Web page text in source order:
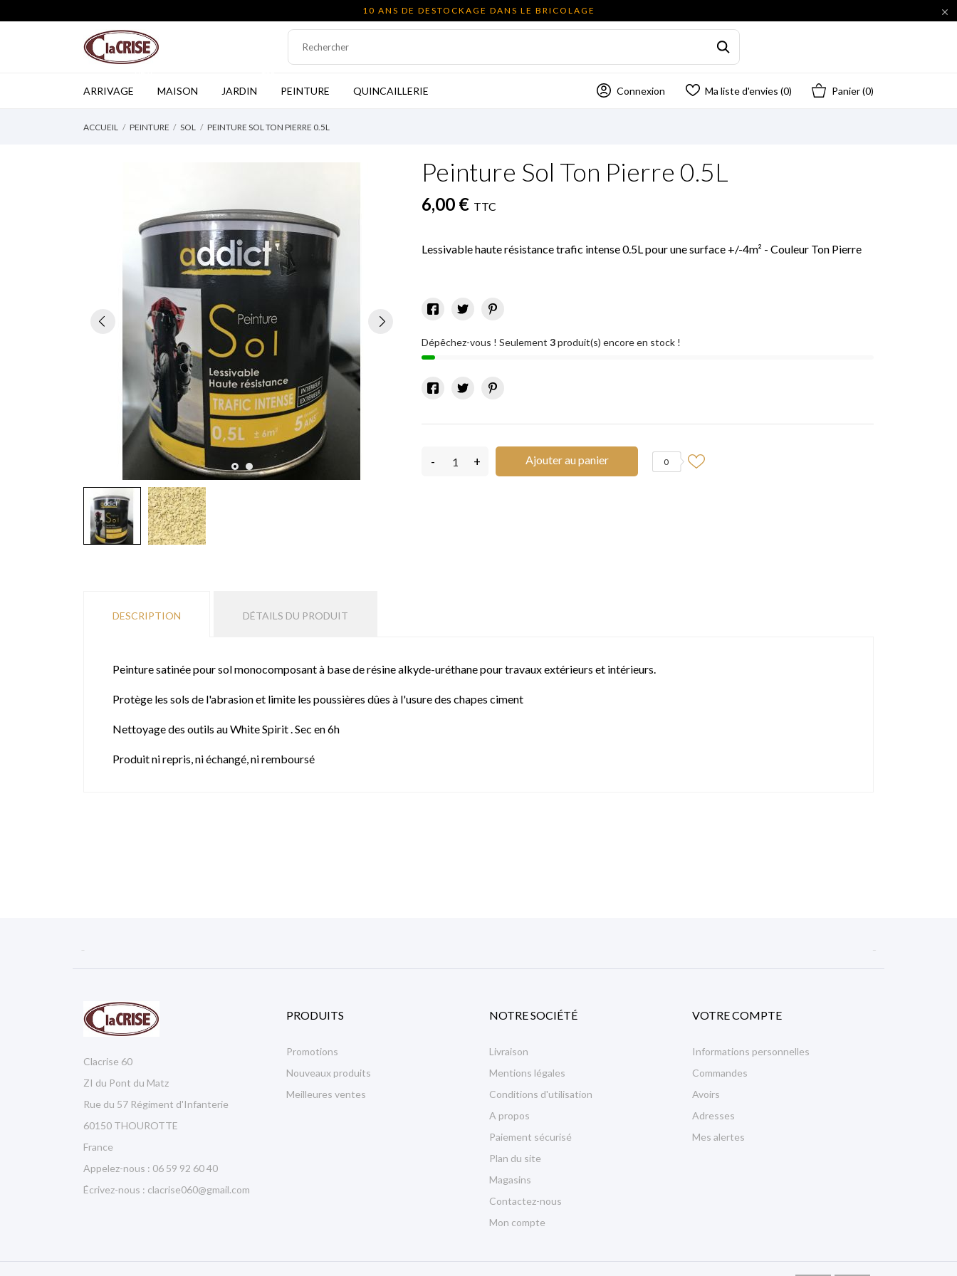
10 ANS DE DESTOCKAGE DANS LE BRICOLAGE 
ARRIVAGE MAISON JARDIN PEINTURE QUINCAILLERIE Connexion Ma liste d'envies (0) Panier(0)
ACCUEIL PEINTURE SOL PEINTURE SOL TON PIERRE 0.5L
Peinture Sol Ton Pierre 0.5L
6,00 € TTC
Lessivable haute résistance trafic intense 0.5L pour une surface +/-4m² - Couleur Ton Pierre
Dépêchez-vous ! Seulement 3produit(s) encore en stock !
- + Ajouter au panier 0
DESCRIPTION DÉTAILS DU PRODUIT
Peinture satinée pour sol monocomposant à base de résine alkyde-uréthane pour travaux extérieurs et intérieurs.
Protège les sols de l'abrasion et limite les poussières dûes à l'usure des chapes ciment
Nettoyage des outils au White Spirit . Sec en 6h
Produit ni repris, ni échangé, ni remboursé
 
Clacrise 60
ZI du Pont du Matz
Rue du 57 Régiment d'Infanterie
60150 THOUROTTE
France
Appelez-nous : 06 59 92 60 40
Écrivez-nous : clacrise060@gmail.com
PRODUITS
Promotions
Nouveaux produits
Meilleures ventes
NOTRE SOCIÉTÉ
Livraison
Mentions légales
Conditions d'utilisation
A propos
Paiement sécurisé
Plan du site
Magasins
Contactez-nous
Mon compte
VOTRE COMPTE
Informations personnelles
Commandes
Avoirs
Adresses
Mes alertes